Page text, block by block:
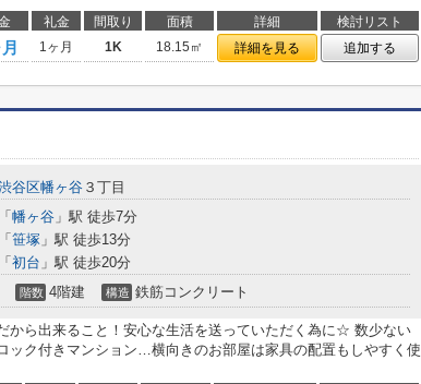
礼金 間取り 面積 詳細
検討リスト
1ヶ月 1K 18.15㎡ 詳細を見る 追加する
谷区幡ヶ谷 ３丁目
「 幡ヶ谷 」駅 徒歩7分
「 笹塚 」駅 徒歩13分
「 初台 」駅 徒歩20分
階数 4階建 構造 鉄筋コンクリート
から出来ること！安心な生活を送っていただく為に☆ 数少ない
ック付きマンション…横向きのお部屋は家具の配置もしやすく使